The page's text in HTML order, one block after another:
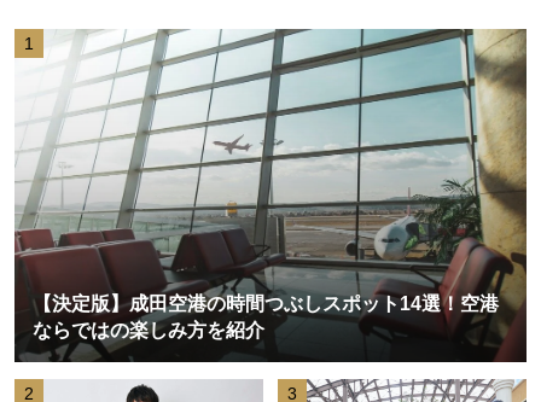
1
【決定版】成田空港の時間つぶしスポット14選！空港
ならではの楽しみ方を紹介
2 3